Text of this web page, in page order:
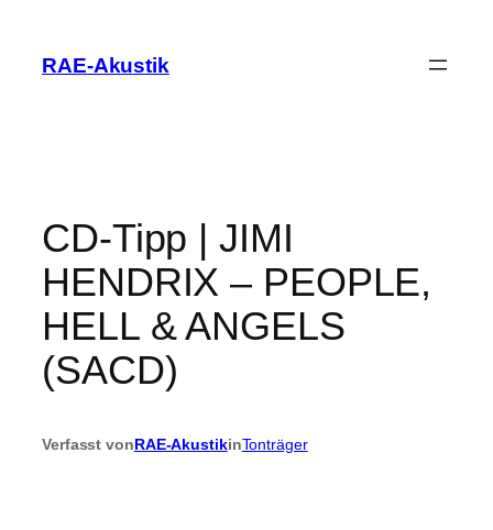
springen
RAE-Akustik
CD-Tipp | JIMI
HENDRIX – PEOPLE,
HELL & ANGELS
(SACD)
Verfasst vonRAE-AkustikinTonträger